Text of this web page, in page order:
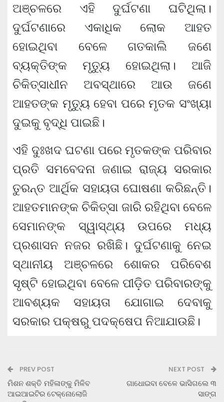
ଅଞ୍ଚଳରେ ଏହି ଦୁର୍ଘଟଣା ଘଟିଥିଲା।
ଦୁର୍ଘଟଣାରେ ଏକାଧିକ ଲୋକ ଆହତ
ହୋଇଥିବା ବେଳେ ଗତକାଲି ଜଣେ
ବ୍ୟକ୍ତିଙ୍କ ମୃତ୍ୟୁ ହୋଇଥିଲା। ଆଜି
ଚିକିତ୍ସାଧୀନ ଅବସ୍ଥାରେ ଆଉ ଜଣେ
ଆହତଙ୍କ ମୃତ୍ୟୁ ହେବା ପରେ ମୃତକ ସଂଖ୍ୟା
ଦୁଇକୁ ବୃଦ୍ଧି ପାଇଛି।
ଏହି ଦୁଃଖଦ ଘଟଣା ପରେ ମୃତକଙ୍କ ପରିବାର
ପ୍ରତି ସମବେଦନା ଜଣାଇ ରାଜ୍ୟ ସରକାର
ତୁରନ୍ତ ଆର୍ଥିକ ସହାୟତା ଘୋଷଣା କରିଛନ୍ତି।
ଆହତମାନଙ୍କ ଚିକିତ୍ସା ଜାରି ରହିଥିବା ବେଳେ
ସେମାନଙ୍କ ସ୍ୱାସ୍ଥ୍ୟ ଉପରେ ମଧ୍ୟ
ପ୍ରଶାସନ ନଜର ରଖିଛି। ଦୁର୍ଘଟଣାକୁ ନେଇ
ସ୍ଥାନୀୟ ଅଞ୍ଚଳରେ ଶୋକର ପରିବେଶ
ସୃଷ୍ଟି ହୋଇଥିବା ବେଳେ ପୀଡ଼ିତ ପରିବାରଙ୍କୁ
ଆବଶ୍ୟକ ସହାୟତା ଯୋଗାଇ ଦେବାକୁ
ସରକାର ପକ୍ଷରୁ ପଦକ୍ଷେପ ନିଆଯାଉଛି।
PREV POST
ମିଶନ ଶକ୍ତି ମହିଳାଙ୍କୁ ମିଳିବ
ଆଇଆଇଟିର ଟେକ୍ନୋଲୋଜି
NEXT POST
ଗାଧୋଇବା ବେଳେ ଭାସିଗଲେ ୩
ସାଙ୍ଗ